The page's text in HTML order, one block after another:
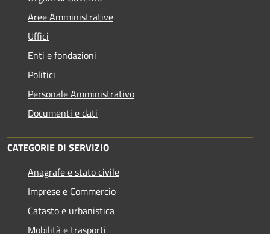
Aree Amministrative
Uffici
Enti e fondazioni
Politici
Personale Amministrativo
Documenti e dati
CATEGORIE DI SERVIZIO
Anagrafe e stato civile
Imprese e Commercio
Catasto e urbanistica
Mobilità e trasporti